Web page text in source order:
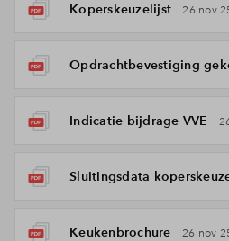
Koperskeuzelijst 26 nov
Opdrachtbevestiging
Indicatie bijdrage VVE
Sluitingsdata
Keukenbrochure 26 nov